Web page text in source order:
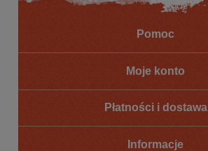
Pomoc
Moje konto
Płatności i dostawa
Informacje